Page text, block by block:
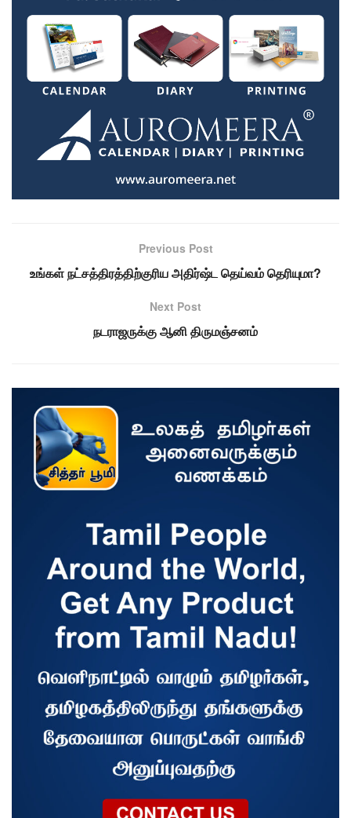
Previous Post
உங்கள் நட்சத்திரத்திற்குரிய அதிர்ஷ்ட தெய்வம் தெரியுமா?
Next Post
நடராஜருக்கு ஆனி திருமஞ்சனம்